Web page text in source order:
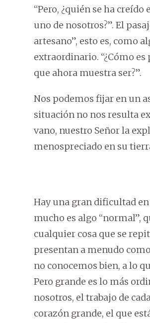
“Pero, ¿quién se ha creído
uno de nosotros?”. El
artesano”, esto es, como
extraordinario. “¿Cómo
que ahora muestra ser?”.
Nos podemos fijar en un
situación no nos resulta
vano, nuestro Señor la
menospreciado en su
Hay una gran dificultad en
mucho es algo “normal”,
cualquier cosa que se
presentan a menudo
no conocemos bien, a lo
Pero grande es lo más
nosotros, el trabajo de
corazón grande, el que